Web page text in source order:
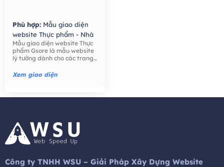
Phù hợp: Mẫu giao diện
website Thực phẩm - Nhà
Hàng,Mẫu giao diện
website Bán hàng -
Thương mại điện tử,
Mẫu giao diện website Thực
phẩm Gsore là mẫu website
lý tưởng dành cho các trang
phẩm, công ty thực phẩm,
thực phẩm hữu cơ, nước ép
Xem giao diện
Công ty TNHH WSU – Giải Pháp Xây Dựng Website